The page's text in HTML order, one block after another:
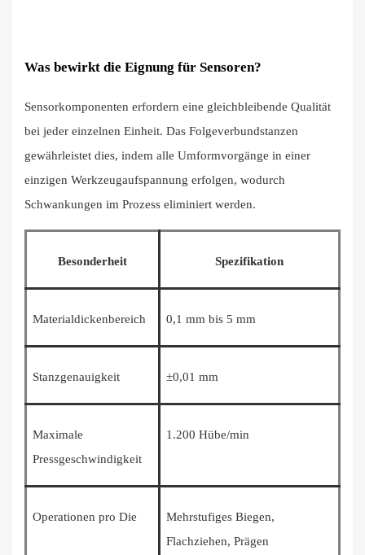
Was bewirkt die Eignung für Sensoren?
Sensorkomponenten erfordern eine gleichbleibende Qualität
bei jeder einzelnen Einheit. Das Folgeverbundstanzen
gewährleistet dies, indem alle Umformvorgänge in einer
einzigen Werkzeugaufspannung erfolgen, wodurch
Schwankungen im Prozess eliminiert werden.
Besonderheit Spezifikation
Materialdickenbereich 0,1 mm bis 5 mm
Stanzgenauigkeit ±0,01 mm
Maximale
Pressgeschwindigkeit
1.200 Hübe/min
Operationen pro Die
Mehrstufiges Biegen,
Flachziehen, Prägen